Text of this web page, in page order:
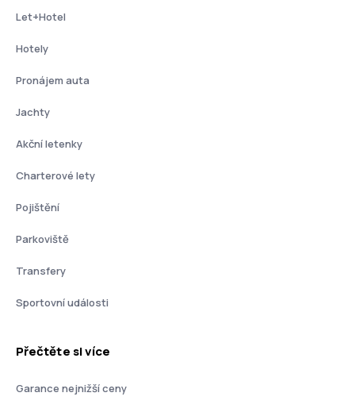
Let+Hotel
Hotely
Pronájem auta
Jachty
Akční letenky
Charterové lety
Pojištění
Parkoviště
Transfery
Sportovní události
Přečtěte si více
Garance nejnižší ceny